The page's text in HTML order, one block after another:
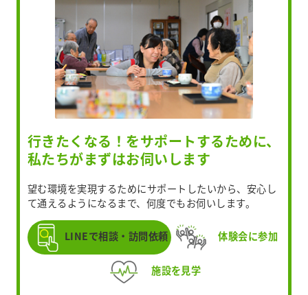
行きたくなる！をサポートするために、
私たちがまずはお伺いします
望む環境を実現するためにサポートしたいから、安心し
て通えるようになるまで、何度でもお伺いします。
LINEで相談・訪問依頼 体験会に参加
施設を見学